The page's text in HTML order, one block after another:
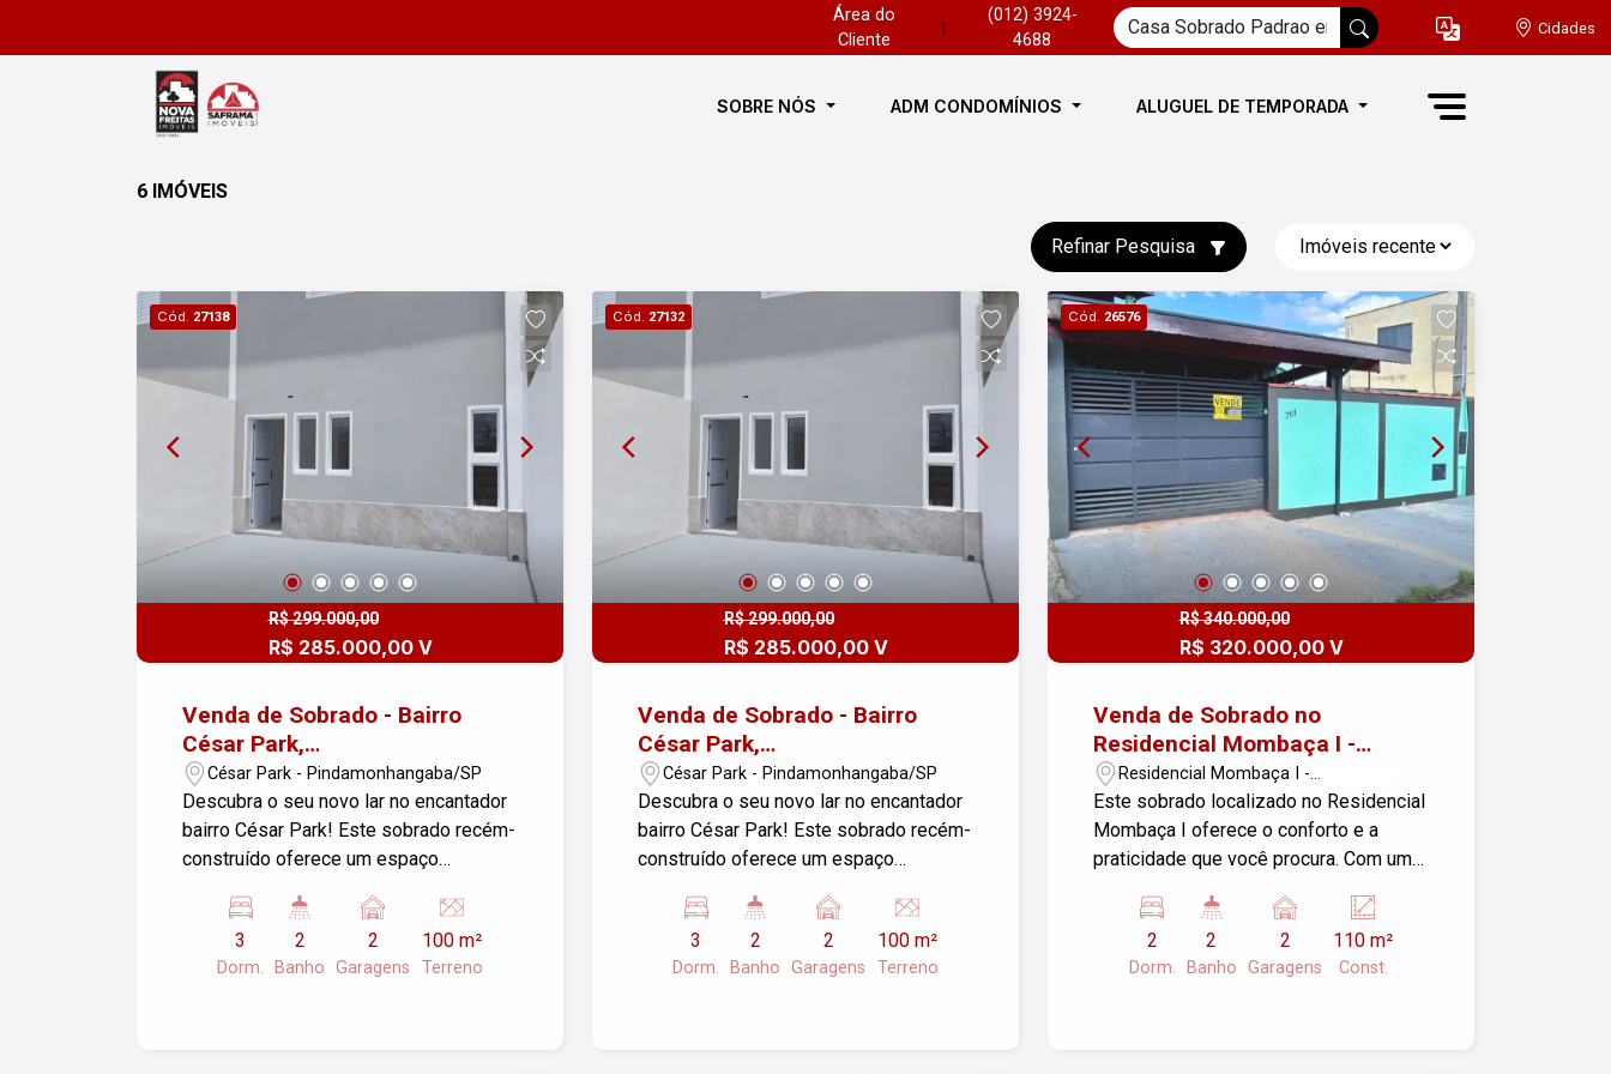
Área do
Cliente
(012) 3924-
4688
Cidades
SOBRE NÓS ADM CONDOMÍNIOS ALUGUEL DE TEMPORADA
6 IMÓVEIS
Refinar Pesquisa
Cód. 27138
R$ 299.000,00
R$ 285.000,00 V
Venda de Sobrado - Bairro
César Park,
Pindamonhangaba/SP
César Park - Pindamonhangaba/SP
Descubra o seu novo lar no encantador
bairro César Park! Este sobrado recém-
construído oferece um espaço
você e sua família. Características do
Imóvel: - Sala de Estar: Ambiente amplo
e iluminado, perfeito para momentos de
3
Dorm.
2
Banho
2
Garagens
100 m²
Terreno
Cód. 27132
R$ 299.000,00
R$ 285.000,00 V
Venda de Sobrado - Bairro
César Park,
Pindamonhangaba/SP
César Park - Pindamonhangaba/SP
Descubra o seu novo lar no encantador
bairro César Park! Este sobrado recém-
construído oferece um espaço
você e sua família. Características do
Imóvel: - Sala de Estar: Ambiente amplo
e iluminado, perfeito para momentos de
3
Dorm.
2
Banho
2
Garagens
100 m²
Terreno
Cód. 26576
R$ 340.000,00
R$ 320.000,00 V
Venda de Sobrado no
Residencial Mombaça I -
Pindamonhangaba/SP
Residencial Mombaça I -
Pindamonhangaba/SP
Este sobrado localizado no Residencial
Mombaça I oferece o conforto e a
praticidade que você procura. Com uma
conta com: Sala de estar ampla e
arejada, perfeita para momentos de
lazer em família e com amigos. 2
2
Dorm.
2
Banho
2
Garagens
110 m²
Const.